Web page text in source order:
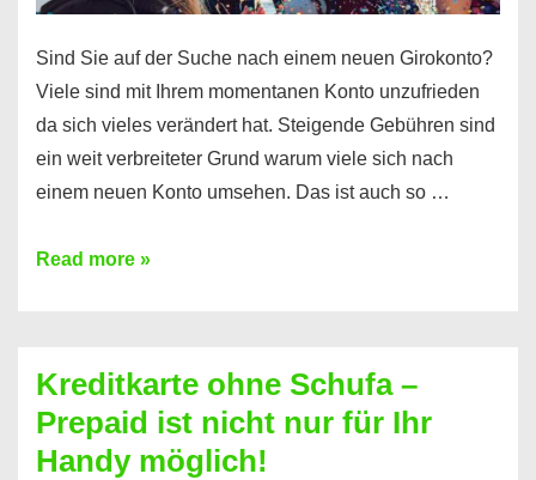
Sind Sie auf der Suche nach einem neuen Girokonto?
Viele sind mit Ihrem momentanen Konto unzufrieden
da sich vieles verändert hat. Steigende Gebühren sind
ein weit verbreiteter Grund warum viele sich nach
einem neuen Konto umsehen. Das ist auch so …
Konto
Neueröffnung
trotz
Schufaeintrag
Read more »
Kreditkarte ohne Schufa –
Prepaid ist nicht nur für Ihr
Handy möglich!